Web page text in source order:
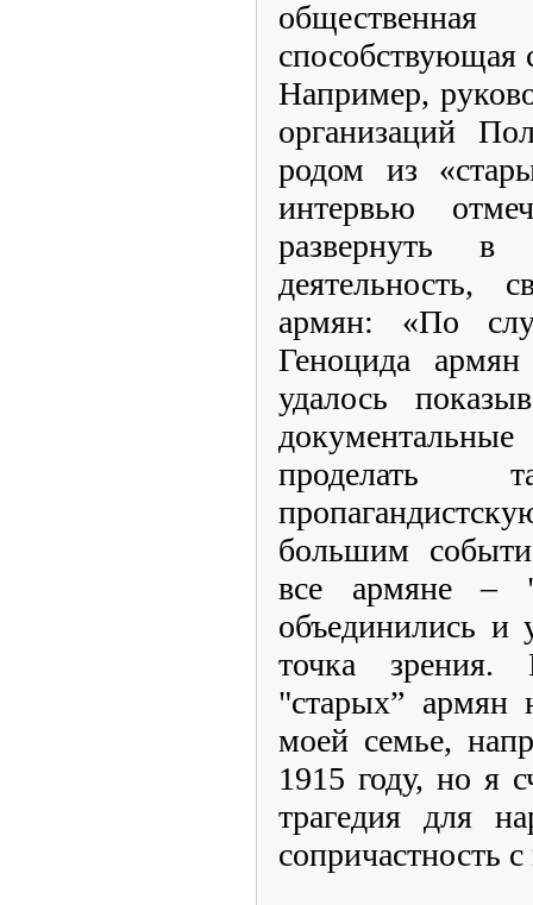
способствующая
Например,
организаций
родом из
интервью
развернуть в
деятельность,
армян: «По
Геноцида
удалось
проделать
большим
все армяне –
объединились и
точка зрения.
"старых” армян
моей семье,
1915 году, но я
трагедия для
сопричастность